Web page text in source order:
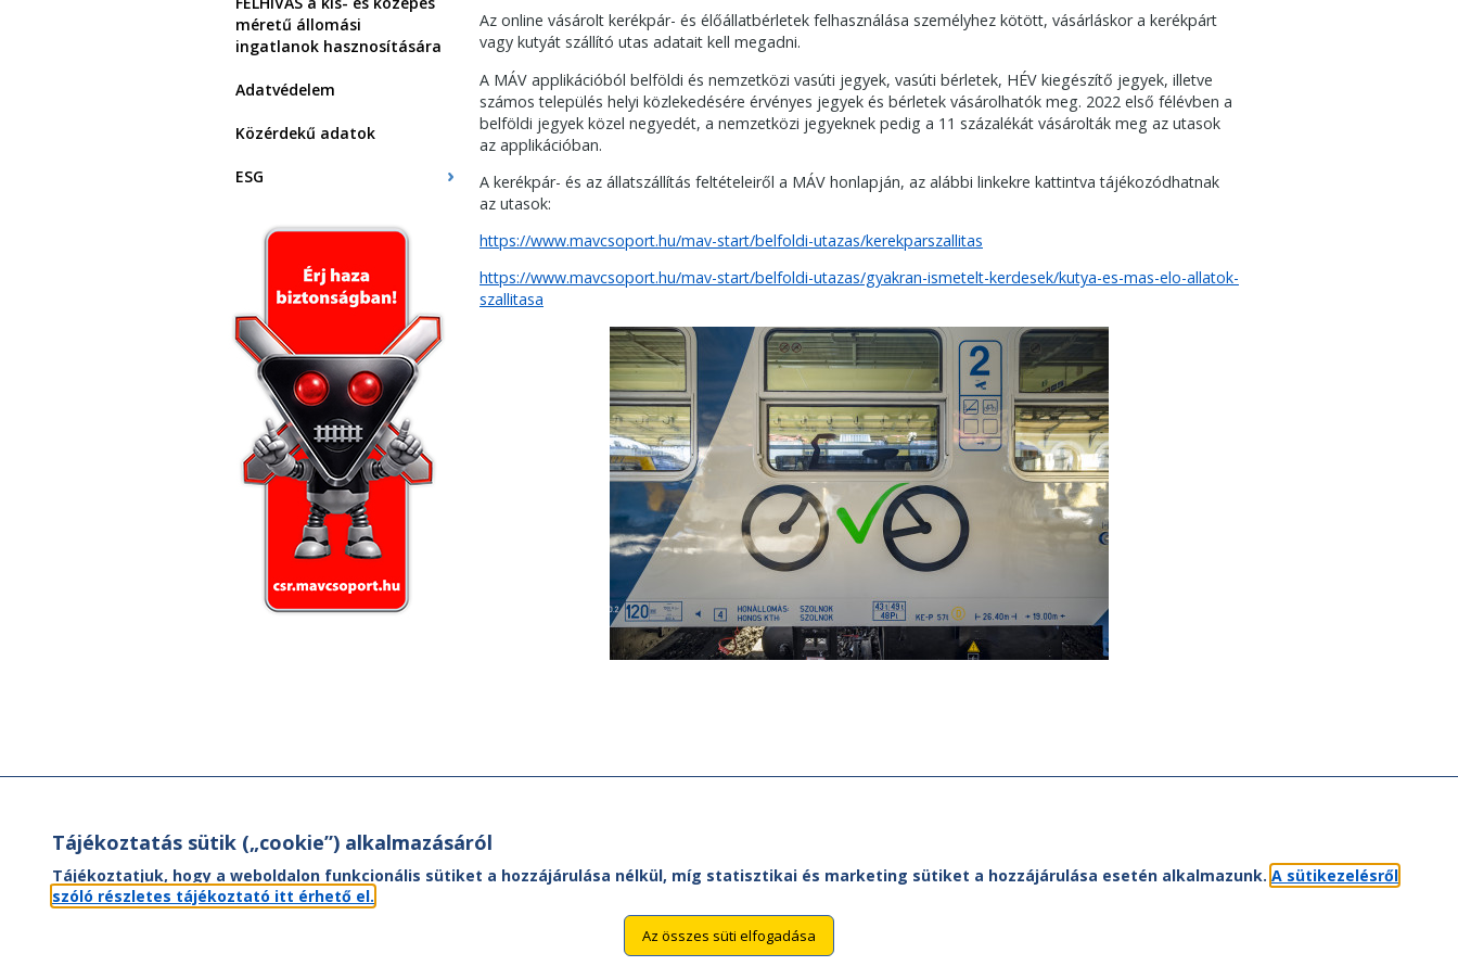
méretű állomási
ingatlanok hasznosítására
Adatvédelem
Közérdekű adatok
ESG
Az online vásárolt kerékpár- és élőállatbérletek felhasználása személyhez kötött, vásárláskor a kerékpárt
vagy kutyát szállító utas adatait kell megadni.
A MÁV applikációból belföldi és nemzetközi vasúti jegyek, vasúti bérletek, HÉV kiegészítő jegyek, illetve
számos település helyi közlekedésére érvényes jegyek és bérletek vásárolhatók meg. 2022 első félévben a
belföldi jegyek közel negyedét, a nemzetközi jegyeknek pedig a 11 százalékát vásárolták meg az utasok
az applikációban.
A kerékpár- és az állatszállítás feltételeiről a MÁV honlapján, az alábbi linkekre kattintva tájékozódhatnak
az utasok:
https://www.mavcsoport.hu/mav-start/belfoldi-utazas/kerekparszallitas
https://www.mavcsoport.hu/mav-start/belfoldi-utazas/gyakran-ismetelt-kerdesek/kutya-es-mas-elo-allatok-
szallitasa
Tájékoztatás sütik („cookie”) alkalmazásáról
Tájékoztatjuk, hogy a weboldalon funkcionális sütiket a hozzájárulása nélkül, míg statisztikai és marketing sütiket a hozzájárulása esetén alkalmazunk. A sütikezelésről
szóló részletes tájékoztató itt érhető el.
Az összes süti elfogadása